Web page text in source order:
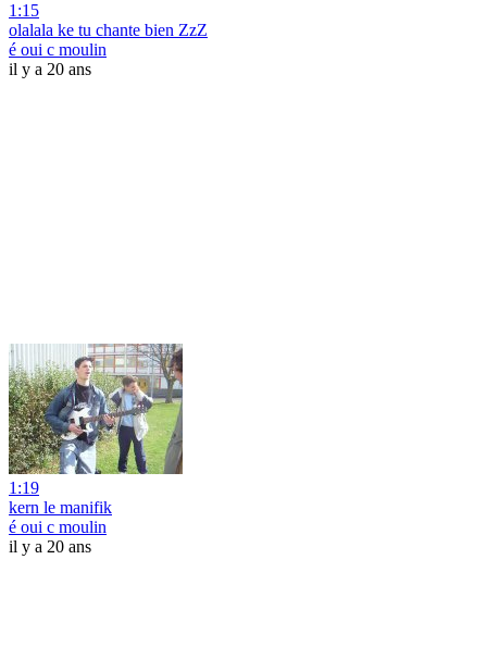
1:15
olalala ke tu chante bien ZzZ
é oui c moulin
il y a 20 ans
1:19
kern le manifik
é oui c moulin
il y a 20 ans